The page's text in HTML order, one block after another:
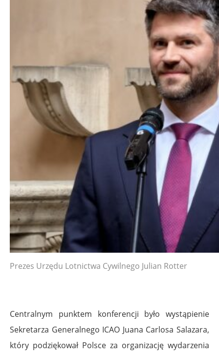
Prezes Urzędu Lotnictwa Cywilnego Julian Rotter
Centralnym punktem konferencji było wystąpienie
Sekretarza Generalnego ICAO Juana Carlosa Salazara,
który podziękował Polsce za organizację wydarzenia